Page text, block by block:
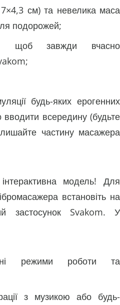
см) та невелика маса
подорожей;
щоб завжди вчасно
будь-яких ерогенних
всередину (будьте
частину масажера
модель! Для
встановіть на
застосунок Svakom. У
режими роботи та
з музикою або будь-